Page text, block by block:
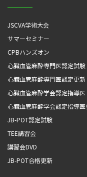
JSCVA学術大会
サマーセミナー
CPBハンズオン
心臓血管麻酔専門医認定試験
心臓血管麻酔専門医認定更新
心臓血管麻酔学会認定指導医
心臓血管麻酔学会認定指導医
JB-POT認定試験
TEE講習会
講習会DVD
JB-POT合格更新